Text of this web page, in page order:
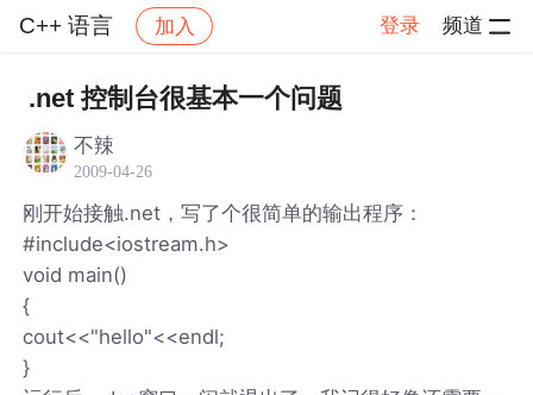
C++ 语言 加入 登录 频道
C++ 语言 帖子详情
.net 控制台很基本一个问题
不辣
2009-04-26
刚开始接触.net，写了个很简单的输出程序：
#include<iostream.h>
void main()
{
cout<<"hello"<<endl;
}